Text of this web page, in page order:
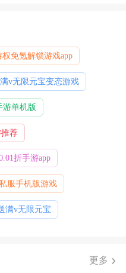
免氪解锁游戏app
满v无限元宝变态游戏
游单机版
荐
折手游app
服手机版游戏
满v无限元宝
更多